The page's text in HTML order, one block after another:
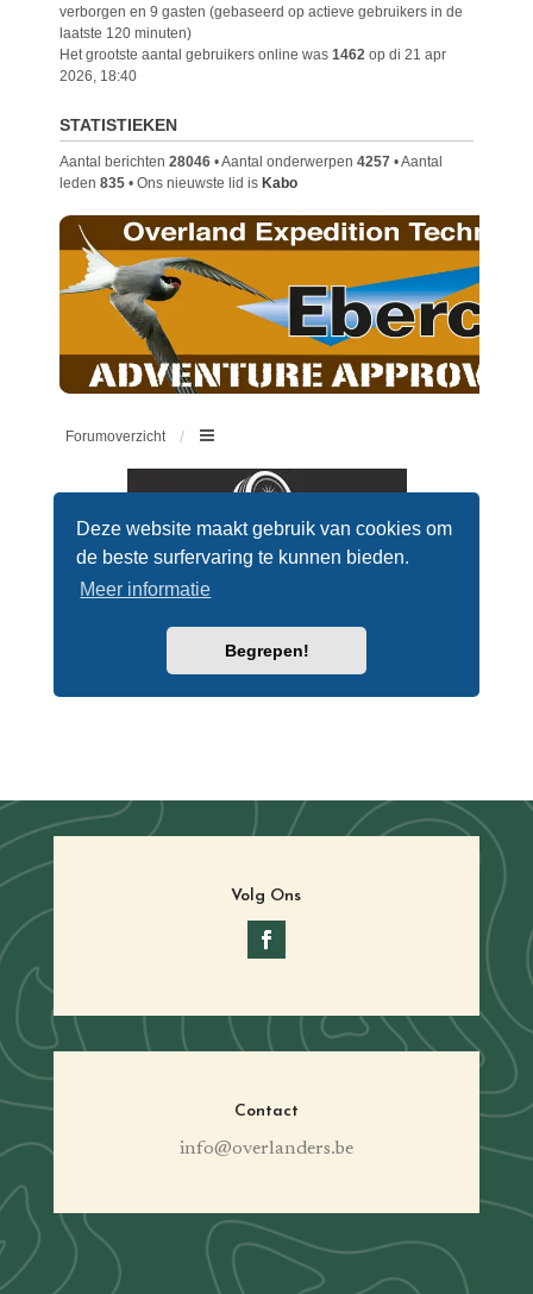
Volg Ons
Contact
info@overlanders.be